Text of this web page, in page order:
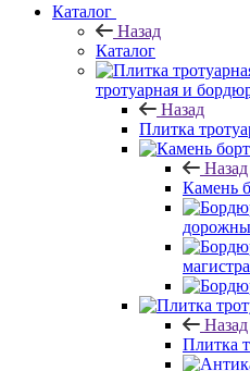
Каталог
Назад
Каталог
тротуарная и
Назад
Плитка
Назад
Камень
Назад
Плитка